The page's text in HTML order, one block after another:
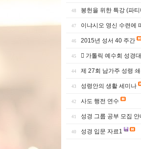
48 봉헌을 위한 특강 (파
47 이냐시오 영신 수련에
46 2015년 성서 40 주간
45  가톨릭 예수회 성경
44 제 27회 남가주 성령
43 성령안의 생활 세미나
42 사도 행전 연수
41 성경 그룹 공부 모집 안
40 성경 입문 자료1